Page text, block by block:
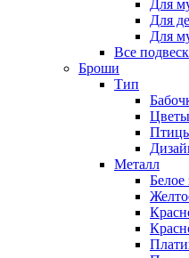
Для
Для
Для
Все
Броши
Тип
Цветы
Металл
Белое